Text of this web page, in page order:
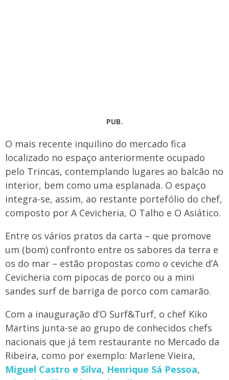
PUB.
O mais recente inquilino do mercado fica
localizado no espaço anteriormente ocupado
pelo Trincas, contemplando lugares ao balcão no
interior, bem como uma esplanada. O espaço
integra-se, assim, ao restante portefólio do chef,
composto por A Cevicheria, O Talho e O Asiático.
Entre os vários pratos da carta – que promove
um (bom) confronto entre os sabores da terra e
os do mar – estão propostas como o ceviche d’A
Cevicheria com pipocas de porco ou a mini
sandes surf de barriga de porco com camarão.
Com a inauguração d’O Surf&Turf, o chef Kiko
Martins junta-se ao grupo de conhecidos chefs
nacionais que já tem restaurante no Mercado da
Ribeira, como por exemplo: Marlene Vieira,
Miguel Castro e Silva, Henrique Sá Pessoa,